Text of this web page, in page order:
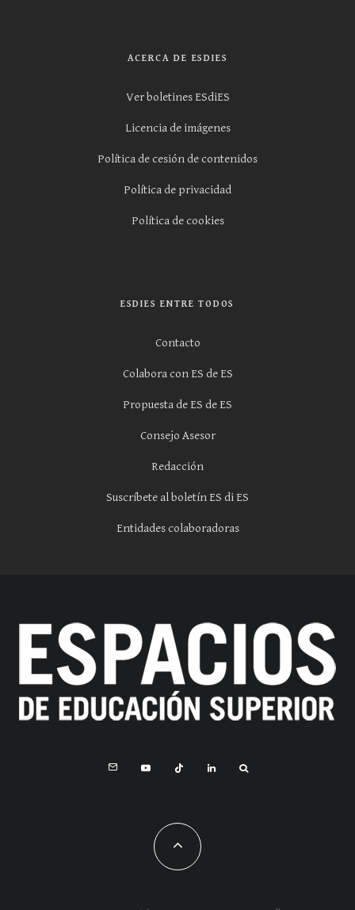
ACERCA DE ESDIES
Ver boletines ESdiES
Licencia de imágenes
Política de cesión de contenidos
Política de privacidad
Política de cookies
ESDIES ENTRE TODOS
Contacto
Colabora con ES de ES
Propuesta de ES de ES
Consejo Asesor
Redacción
Suscríbete al boletín ES di ES
Entidades colaboradoras